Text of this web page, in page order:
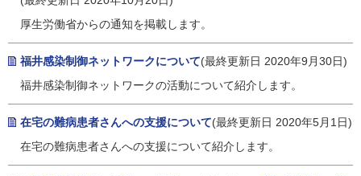
厚生労働省からの通知を掲載します。
福井感染制御ネットワークについて(最終更新日 2020年9月30日)
福井感染制御ネットワークの活動について紹介します。
在宅の難病患者さんへの支援について(最終更新日 2020年5月1日)
在宅の難病患者さんへの支援について紹介します。